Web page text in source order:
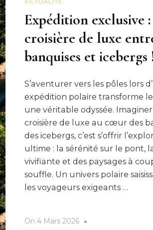
Expédition exclusive :
croisière de luxe
banquises et icebergs
S’aventurer vers les pôles lors
expédition polaire transforme
une véritable odyssée.
croisière de luxe au cœur des
des icebergs, c’est s’offrir
ultime : la sérénité sur le pont,
vivifiante et des paysages à
souffle. Un univers polaire
les voyageurs exigeants …
On 4 Mars 2026